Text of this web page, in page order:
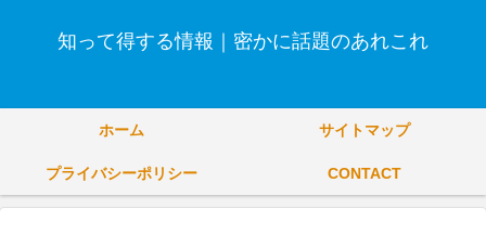
知って得する情報｜密かに話題のあれこれ
ホーム サイトマップ
プライバシーポリシー CONTACT